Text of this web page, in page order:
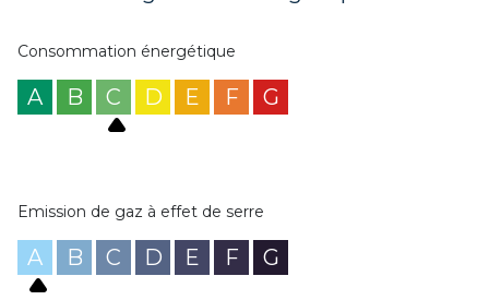
Consommation énergétique
A B C D E F G
Emission de gaz à effet de serre
A B C D E F G